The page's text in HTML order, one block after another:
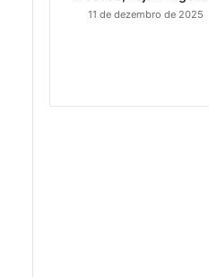
11 de dezembro de 2025